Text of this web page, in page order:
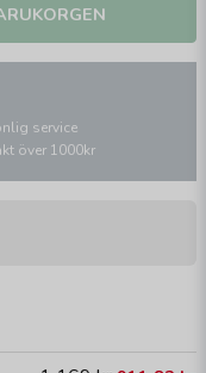
service
över 1000kr